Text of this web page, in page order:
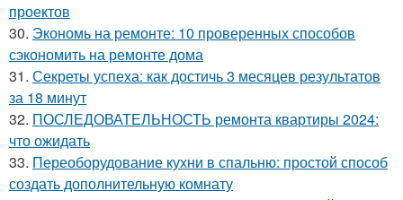
проектов
30. Экономь на ремонте: 10 проверенных способов
сэкономить на ремонте дома
31. Секреты успеха: как достичь 3 месяцев результатов
за 18 минут
32. ПОСЛЕДОВАТЕЛЬНОСТЬ ремонта квартиры 2024:
что ожидать
33. Переоборудование кухни в спальню: простой способ
создать дополнительную комнату